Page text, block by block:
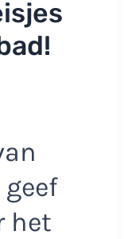
het